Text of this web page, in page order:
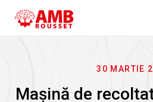
30 MARTIE
Mașină de